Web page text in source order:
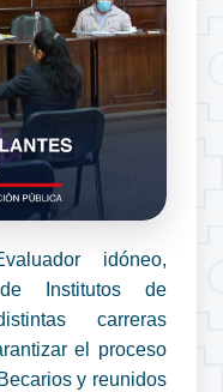
idóneo,
Institutos de
carreras
el proceso
y reunidos